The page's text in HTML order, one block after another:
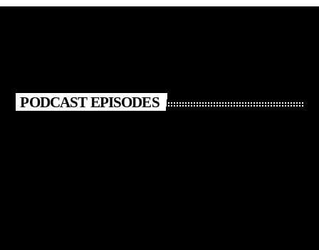
PODCAST EPISODES